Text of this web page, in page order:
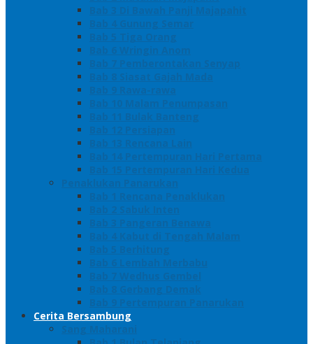
Bab 3 Di Bawah Panji Majapahit
Bab 4 Gunung Semar
Bab 5 Tiga Orang
Bab 6 Wringin Anom
Bab 7 Pemberontakan Senyap
Bab 8 Siasat Gajah Mada
Bab 9 Rawa-rawa
Bab 10 Malam Penumpasan
Bab 11 Bulak Banteng
Bab 12 Persiapan
Bab 13 Rencana Lain
Bab 14 Pertempuran Hari Pertama
Bab 15 Pertempuran Hari Kedua
Penaklukan Panarukan
Bab 1 Rencana Penaklukan
Bab 2 Sabuk Inten
Bab 3 Pangeran Benawa
Bab 4 Kabut di Tengah Malam
Bab 5 Berhitung
Bab 6 Lembah Merbabu
Bab 7 Wedhus Gembel
Bab 8 Gerbang Demak
Bab 9 Pertempuran Panarukan
Cerita Bersambung
Sang Maharani